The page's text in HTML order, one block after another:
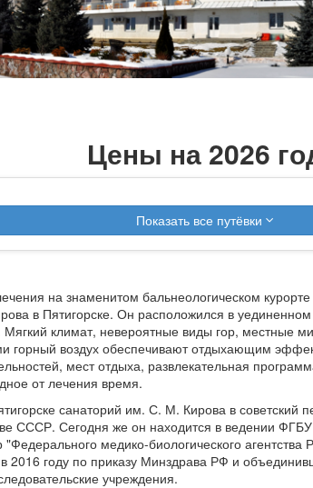
Цены на 2026
Показать все путёвки
на знаменитом бальнеологическом
в Пятигорске. Он расположился в
Мягкий климат, невероятные виды гор, местные
воздух обеспечивают отдыхающим
мест отдыха, развлекательная
от лечения время.
санаторий им. С. М. Кирова в советский
СССР. Сегодня же он находится в ведении
"Федерального медико-биологического
2016 году по приказу Минздрава РФ и
учреждения.